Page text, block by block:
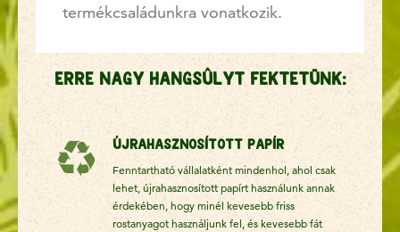
termékcsaládunkra vonatkozik.
Erre nagy hangsúlyt fektetünk:
Újrahasznosított papír
Fenntartható vállalatként mindenhol, ahol csak
lehet, újrahasznosított papírt használunk annak
érdekében, hogy minél kevesebb friss
rostanyagot használjunk fel, és kevesebb fát